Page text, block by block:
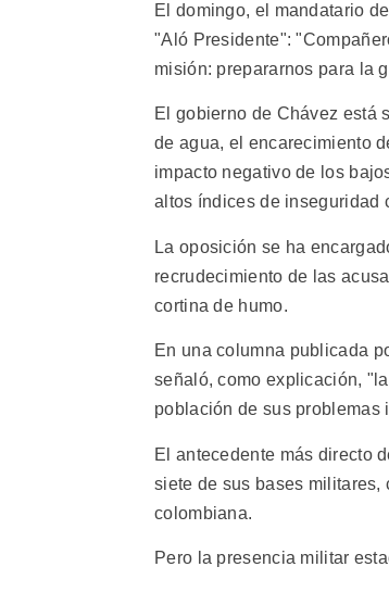
El domingo, el mandatario
"Aló Presidente":
misión: prepararnos para la
El gobierno de Chávez está
de agua, el encarecimiento
impacto negativo de los
altos índices de inseguridad
La oposición se ha
recrudecimiento de las
cortina de humo.
En una columna publicada
señaló, como explicación,
población de sus problemas
El antecedente más directo
siete de sus bases
colombiana.
Pero la presencia militar